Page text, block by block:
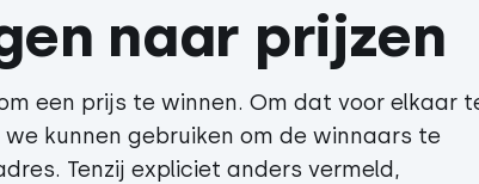
naar prijzen
een prijs te winnen. Om dat voor elkaar
kunnen gebruiken om de winnaars te
Tenzij expliciet anders vermeld,